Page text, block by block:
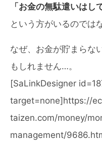
「お金の無駄遣いはし
という方がいるのでは
なぜ、お金が貯まらな
もしれません…。
[SaLinkDesigner
target=none]https://
taizen.com/money/
management/